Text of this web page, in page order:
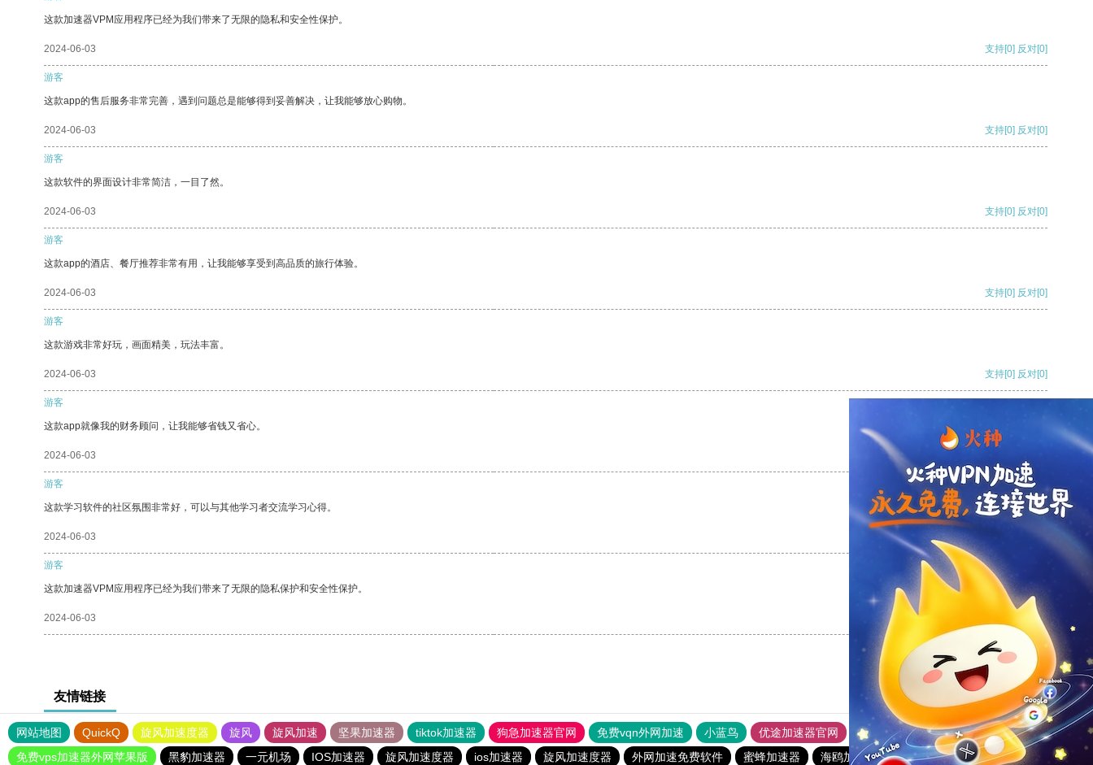
这款加速器VPM应用程序已经为我们带来了无限的隐私和安全性保护。
2024-06-03 支持[0] 反对[0]
游客
这款app的售后服务非常完善，遇到问题总是能够得到妥善解决，让我能够放心购物。
2024-06-03 支持[0] 反对[0]
游客
这款软件的界面设计非常简洁，一目了然。
2024-06-03 支持[0] 反对[0]
游客
这款app的酒店、餐厅推荐非常有用，让我能够享受到高品质的旅行体验。
2024-06-03 支持[0] 反对[0]
游客
这款游戏非常好玩，画面精美，玩法丰富。
2024-06-03 支持[0] 反对[0]
游客
这款app就像我的财务顾问，让我能够省钱又省心。
2024-06-03
游客
这款学习软件的社区氛围非常好，可以与其他学习者交流学习心得。
2024-06-03 反对
游客
这款加速器VPM应用程序已经为我们带来了无限的隐私保护和安全性保护。
2024-06-03 反对[0]
友情链接
网站地图 QuickQ 旋风加速度器 旋风 旋风加速 坚果加速器 tiktok加速器 狗急加速器官网 免费vqn外网加速 小蓝鸟 优途加速器官网 风驰加速器 旋风加速器
八戒看书
免费vps加速器外网苹果版
黑豹加速器 一元机场 IOS加速器 旋风加速度器 ios加速器 旋风加速度器 外网加速免费软件 蜜蜂加速器 海鸥加速器 酷通加速器官网